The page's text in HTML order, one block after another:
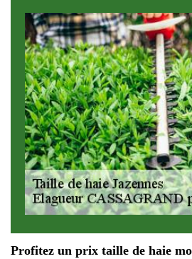
Profitez un prix taille de haie